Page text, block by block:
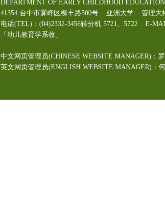
DEPARTMENT OF EARLY CHILDHOOD
41354 台中市雾峰区柳丰路500号 亚洲大学 管理大
电话(TEL)：(04)2332-3456转分机 5721、5722 E-
「幼儿教育学系收」
中文网页管理员(CHINESE WEBSITE MANAGER)：
英文网页管理员(ENGLISH WEBSITE MANAGER)：